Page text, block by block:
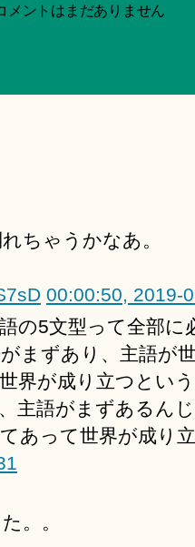
31
メントはまだありません
ちゃうかなあ。
00:00:50, 2019-
の5文型って全部に
まずあり、主語が
界が成り立つとい
主語がまずあるん
あって世界が成り
。。